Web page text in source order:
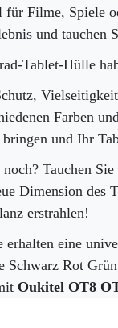
Filme, Spiele
und tauchen
Tablet-Hülle
Farben
und Ihr
Tauchen
Dimension des
erstrahlen!
erhalten eine
Schwarz Rot
Oukitel OT8